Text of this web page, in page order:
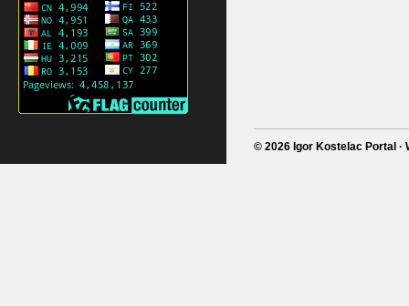
© 2026 Igor Kostelac Portal